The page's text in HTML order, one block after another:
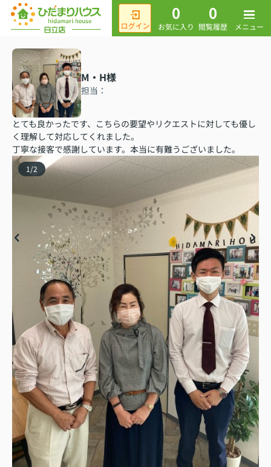
0
お気に入り
0
閲覧履歴 メニュー
M・H様
担当：
とても良かったです、こちらの要望やリクエストに対しても優し
く理解して対応してくれました。
丁寧な接客で感謝しています。本当に有難うございました。
1/2